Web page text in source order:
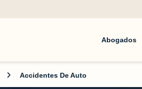
Abogados
Accidentes De Auto